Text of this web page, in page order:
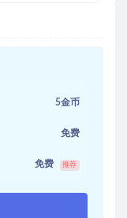
5金币
免费
免费 推荐